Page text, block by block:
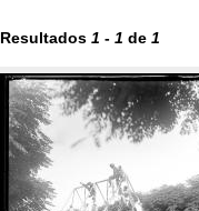
Resultados 1 - 1 de 1